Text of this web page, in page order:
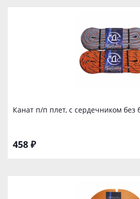
Канат п/п плет, с сердечником без
458 ₽